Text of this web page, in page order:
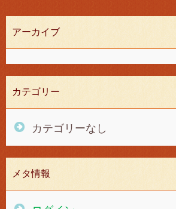
アーカイブ
カテゴリー
カテゴリーなし
メタ情報